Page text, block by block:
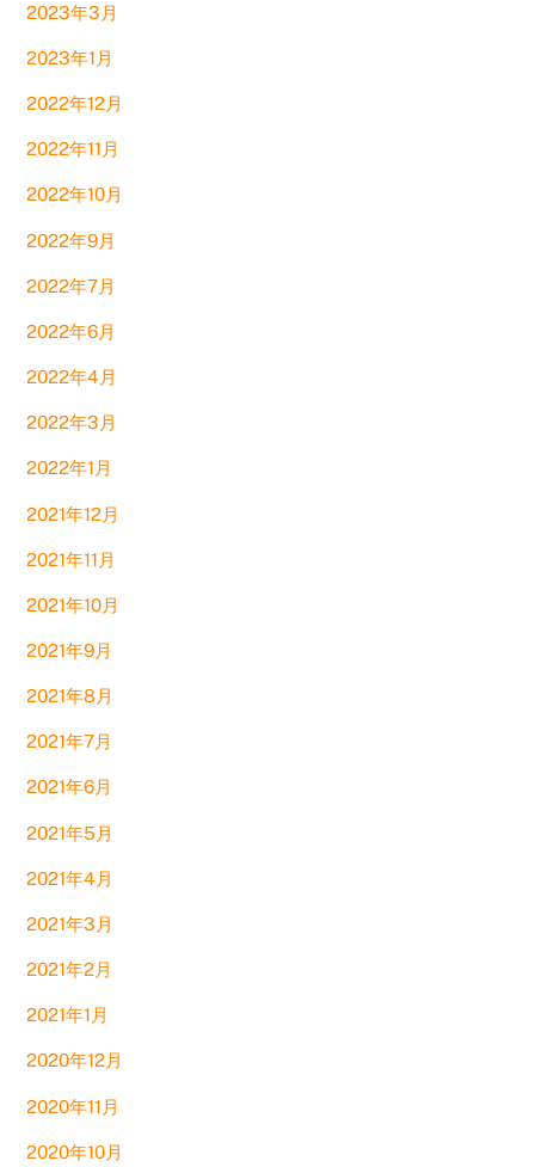
2023年3月
2023年1月
2022年12月
2022年11月
2022年10月
2022年9月
2022年7月
2022年6月
2022年4月
2022年3月
2022年1月
2021年12月
2021年11月
2021年10月
2021年9月
2021年8月
2021年7月
2021年6月
2021年5月
2021年4月
2021年3月
2021年2月
2021年1月
2020年12月
2020年11月
2020年10月